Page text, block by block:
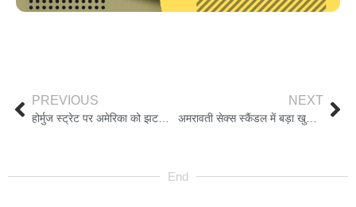
PREVIOUS
होर्मुज स्ट्रेट पर अमेरिका को झटका, ब्रिटेन ने ब्लॉकेड प्लान से बनाई दूरी, स्टार्मर बोले जंग में नहीं घसीटे जाएंगे
NEXT
अमरावती सेक्स स्कैंडल में बड़ा खुलासा, 180 पीड़िताएं और 350 वीडियो सामने आए, मुख्य आरोपी के घर पर चला बुलडोजर
End